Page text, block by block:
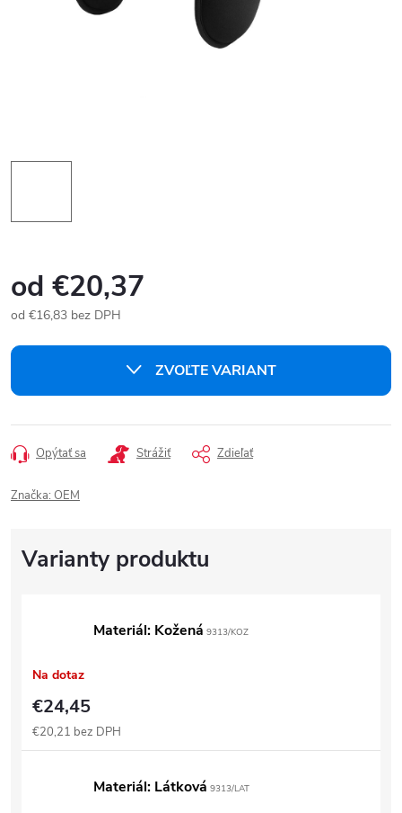
od €20,37
od €16,83 bez DPH
cena:
ZVOĽTE VARIANT
Opýtať sa Strážiť Zdieľať
Značka: OEM
Materiál: Kožená 9313/KOZ
Na dotaz
€24,45
€20,21 bez DPH
Materiál: Látková 9313/LAT